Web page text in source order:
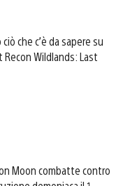
che c’è da sapere su
Recon Wildlands: Last
Moon combatte contro